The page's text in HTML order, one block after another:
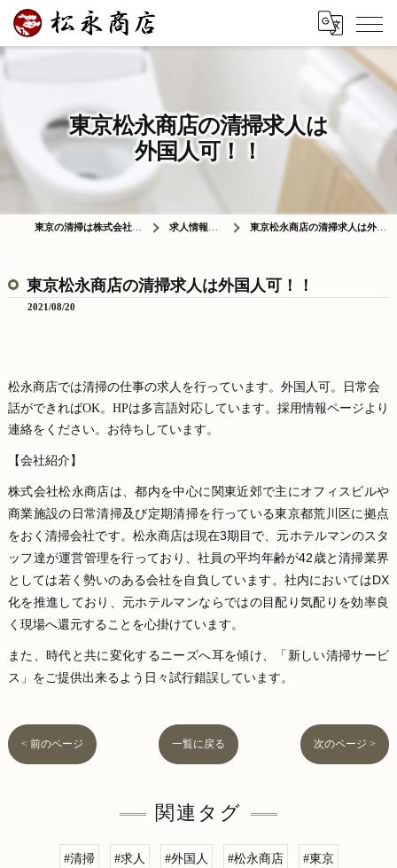
東京松永商店の清掃求人は
外国人可！！
東京の清掃は株式会社松永商店 求人情報ブログ 東京松永商店の清掃求人は外国人可！！
東京松永商店の清掃求人は外国人可！！
2021/08/20
松永商店では清掃の仕事の求人を行っています。外国人可。日常会
話ができればOK。HPは多言語対応しています。採用情報ページより
連絡をください。お待ちしています。
【会社紹介】
株式会社松永商店は、都内を中心に関東近郊で主にオフィスビルや
商業施設の日常清掃及び定期清掃を行っている東京都荒川区に拠点
をおく清掃会社です。松永商店は現在3期目で、元ホテルマンのスタ
ッフ達が運営管理を行っており、社員の平均年齢が42歳と清掃業界
としては若く勢いのある会社を自負しています。社内においてはDX
化を推進しており、元ホテルマンならではの目配り気配りを効率良
く現場へ還元することを心掛けています。
また、時代と共に変化するニーズへ耳を傾け、「新しい清掃サービ
ス」をご提供出来るよう日々試行錯誤しています。
< 前のページ 一覧に戻る 次のページ >
関連タグ
#清掃 #求人 #外国人 #松永商店 #東京